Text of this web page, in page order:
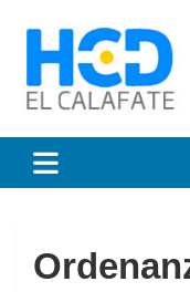
Honorable